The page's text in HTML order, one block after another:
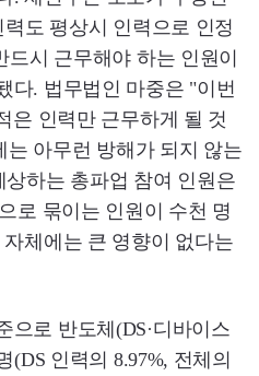
도 평상시 인력으로 인정
드시 근무해야 하는 인원이
다. 법무법인 마중은 "이번
은 인력만 근무하게 될 것
는 아무런 방해가 되지 않는
하는 총파업 참여 인원은
로 묶이는 인원이 수천 명
체에는 큰 영향이 없다는
으로 반도체(DS·디바이스
(DS 인력의 8.97%, 전체의